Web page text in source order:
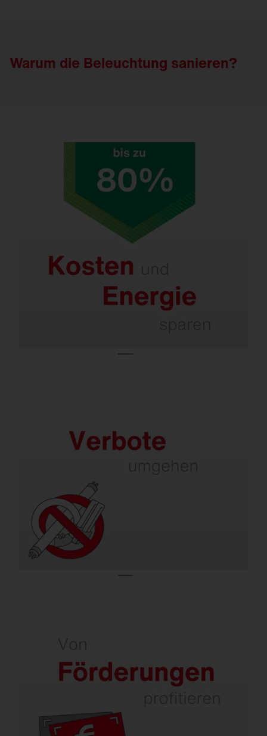
Warum die Beleuchtung sanieren?
Sanieren spart bis zu 80 % Energie und
Selbst bei LED-Anlagen, die erst wenige
Lichttechnologien und smarte Steuerungen
notwendig.
Fast alle konventionellen
Beleuchtungsanlagen werden mit Lampen
betrieben, die in Europa nicht mehr
vertrieben werden dürfen.
Sanieren wird staatlich gefördert.
Für effiziente Beleuchtung sind über 50 %
Zuschuss möglich. Im DACH-Raum gibt es
Förderprogramme, die Investitionen in
moderne Licht- und Steuerungstechnik
unterstützen.